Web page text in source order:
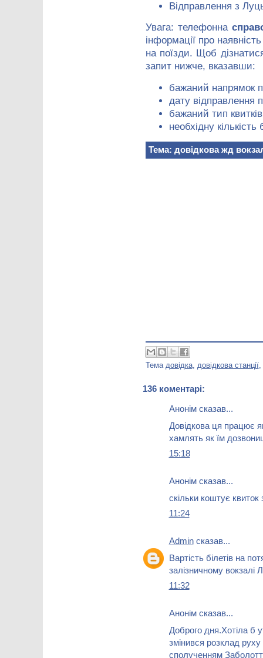
Відправлення з
Увага: телефонна
інформації про
на поїзди. Щоб
запит нижче, вказавши:
бажаний напрямок
дату відправлення
бажаний тип
необхідну кількість
Тема: довідкова жд
Тема довідка, довідкова станції,
136 коментарі:
Анонім сказав...
Довідкова ця працює
хамлять як їм
15:18
Анонім сказав...
скільки коштує
11:24
Adminсказав...
Вартість білетів на
залізничному вокзалі
11:32
Анонім сказав...
Доброго дня.Хотіла б
змінився розклад
сполученням